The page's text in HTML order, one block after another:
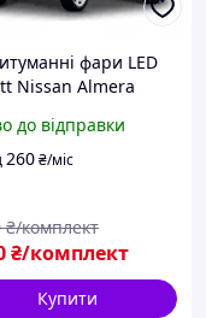
фари LED
Nissan Almera
СТГ
до відправки
260₴/міс
₴/комплект
₴/комплект
Купити